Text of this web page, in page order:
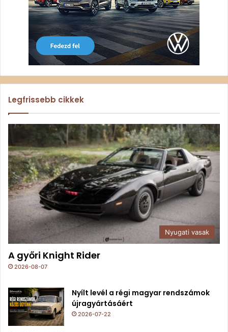
Legfrissebb cikkek
Nyugati vasak
A győri Knight Rider
2026-08-07
Nyílt levél a régi magyar rendszámok
újragyártásáért
2026-07-22